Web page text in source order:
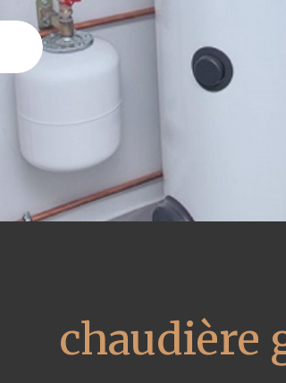
chaudière